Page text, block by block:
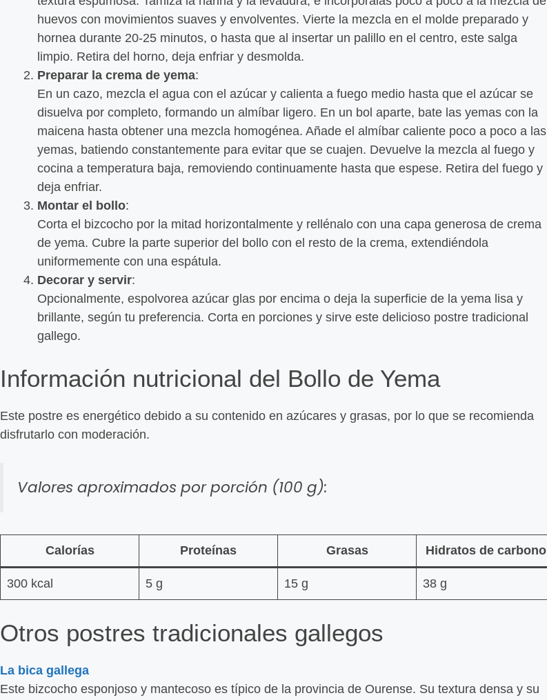
huevos con movimientos suaves y envolventes. Vierte la mezcla en el molde preparado y
hornea durante 20-25 minutos, o hasta que al insertar un palillo en el centro, este salga
limpio. Retira del horno, deja enfriar y desmolda.
Preparar la crema de yema:
En un cazo, mezcla el agua con el azúcar y calienta a fuego medio hasta que el azúcar se
disuelva por completo, formando un almíbar ligero. En un bol aparte, bate las yemas con la
maicena hasta obtener una mezcla homogénea. Añade el almíbar caliente poco a poco a las
yemas, batiendo constantemente para evitar que se cuajen. Devuelve la mezcla al fuego y
cocina a temperatura baja, removiendo continuamente hasta que espese. Retira del fuego y
deja enfriar.
Montar el bollo:
Corta el bizcocho por la mitad horizontalmente y rellénalo con una capa generosa de crema
de yema. Cubre la parte superior del bollo con el resto de la crema, extendiéndola
uniformemente con una espátula.
Decorar y servir:
Opcionalmente, espolvorea azúcar glas por encima o deja la superficie de la yema lisa y
brillante, según tu preferencia. Corta en porciones y sirve este delicioso postre tradicional
gallego.
Información nutricional del Bollo de Yema
Este postre es energético debido a su contenido en azúcares y grasas, por lo que se recomienda
disfrutarlo con moderación.
Valores aproximados por porción (100 g):
Calorías Proteínas Grasas Hidratos de carbono
300 kcal 5 g 15 g 38 g
Otros postres tradicionales gallegos
La bica gallega
Este bizcocho esponjoso y mantecoso es típico de la provincia de Ourense. Su textura densa y su